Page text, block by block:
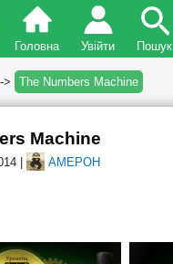
Головна Увійти Пошук
-> The Numbers Machine
Machine
| AMEPOH